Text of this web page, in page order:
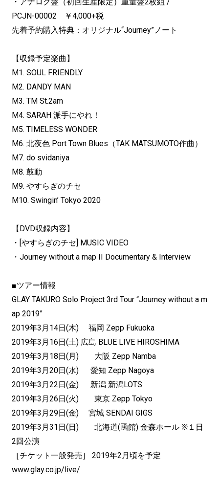
PCJN-00002 ￥4,000+税
先着予約購入特典：オリジナル“Journey”ノート
【収録予定楽曲】
M1. SOUL FRIENDLY
M2. DANDY MAN
M3. TM St.2am
M4. SARAH 派手にやれ！
M5. TIMELESS WONDER
M6. 北夜色 Port Town Blues（TAK MATSUMOTO作曲）
M7. do svidaniya
M8. 鼓動
M9. やすらぎのチセ
M10. Swingin’ Tokyo 2020
【DVD収録内容】
・[やすらぎのチセ] MUSIC VIDEO
・Journey without a map II Documentary & Interview
■ツアー情報
GLAY TAKURO Solo Project 3rd Tour “Journey without a m
ap 2019”
2019年3月14日(木) 福岡 Zepp Fukuoka
2019年3月16日(土) 広島 BLUE LIVE HIROSHIMA
2019年3月18日(月) 大阪 Zepp Namba
2019年3月20日(水) 愛知 Zepp Nagoya
2019年3月22日(金) 新潟 新潟LOTS
2019年3月26日(火) 東京 Zepp Tokyo
2019年3月29日(金) 宮城 SENDAI GIGS
2019年3月31日(日) 北海道(函館) 金森ホール ※１日
2回公演
［チケット一般発売］ 2019年2月頃を予定
www.glay.co.jp/live/